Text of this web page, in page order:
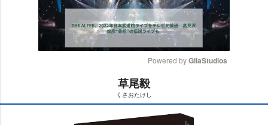
t
e
Powered by GliaStudios
草尾毅
くさおたけし